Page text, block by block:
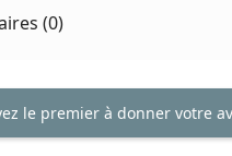
(0)
le premier à donner votre